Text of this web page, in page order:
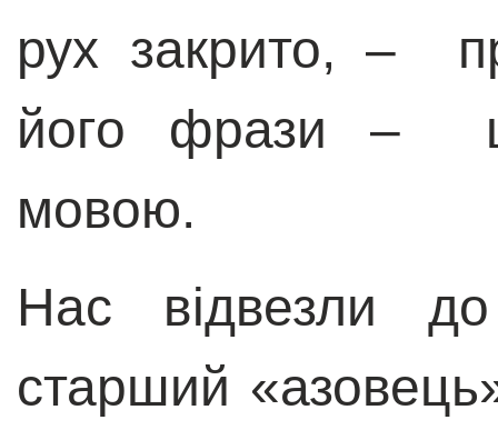
рух закрито, –
його фрази –
мовою.
Нас відвезли
старший